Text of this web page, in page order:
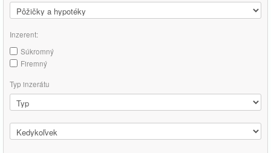
Inzerent:
Súkromný
Firemný
Typ inzerátu